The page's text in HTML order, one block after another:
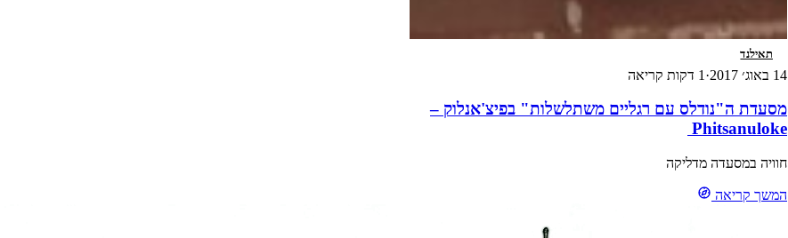
תאילנד
14 באוג׳ 2017 · 1 דקות קריאה
מסעדת ה"נודלס עם רגליים משתלשלות" בפיצ'אנלוק –
Phitsanuloke
חוויה במסעדה מדליקה
המשך קריאה